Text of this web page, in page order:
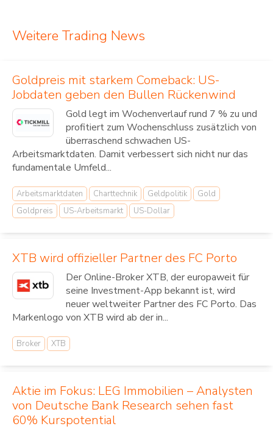
Weitere Trading News
Goldpreis mit starkem Comeback: US-
Jobdaten geben den Bullen Rückenwind
Gold legt im Wochenverlauf rund 7 % zu und
profitiert zum Wochenschluss zusätzlich von
überraschend schwachen US-
Arbeitsmarktdaten. Damit verbessert sich nicht nur das
fundamentale Umfeld...
Arbeitsmarktdaten Charttechnik Geldpolitik
Gold
Goldpreis
US-Arbeitsmarkt US-Dollar
XTB wird offizieller Partner des FC Porto
Der Online-Broker XTB, der europaweit für
seine Investment-App bekannt ist, wird
neuer weltweiter Partner des FC Porto. Das
Markenlogo von XTB wird ab der in...
Broker XTB
Aktie im Fokus: LEG Immobilien – Analysten
von Deutsche Bank Research sehen fast
60% Kurspotential